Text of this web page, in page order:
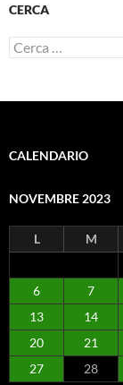
CERCA
Ricerca
per:
CALENDARIO
NOVEMBRE 2023
L M
6
7
13
14
20
21
27
28